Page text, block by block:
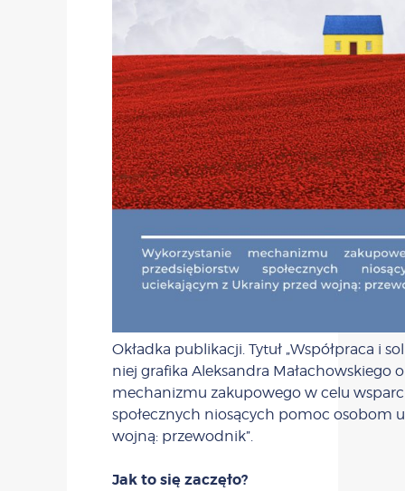
Okładka publikacji. Tytuł „Współpraca i
niej grafika Aleksandra Małachowskiego
mechanizmu zakupowego w celu
społecznych niosących pomoc osobom
wojną: przewodnik”.
Jak to się zaczęło?